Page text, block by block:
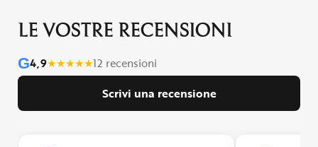
LE VOSTRE RECENSIONI
G4,9★★★★★12 recensioni
Scrivi una recensione